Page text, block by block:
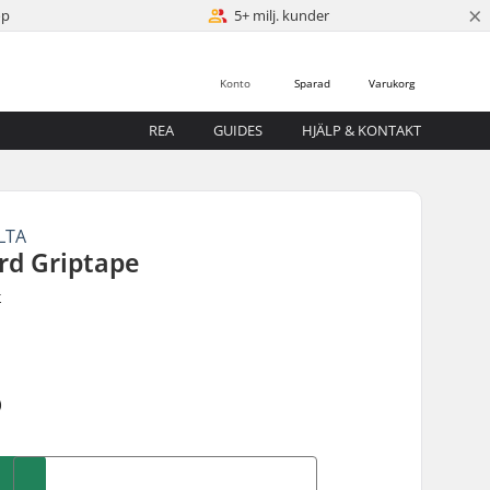
5+ milj. kunder ×
Varukorg
Sparad
Konto
REA GUIDES HJÄLP & KONTAKT
Griptape